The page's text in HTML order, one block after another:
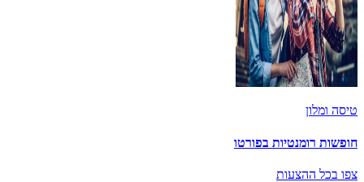
טיסה ומלון
חופשות רומנטיות בפורטו
צפו בכל ההצעות